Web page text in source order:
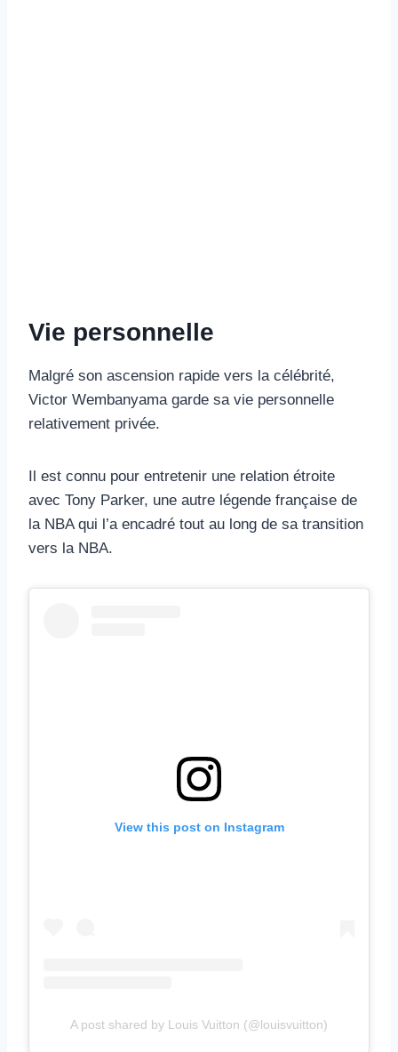
Vie personnelle
Malgré son ascension rapide vers la célébrité,
Victor Wembanyama garde sa vie personnelle
relativement privée.
Il est connu pour entretenir une relation étroite
avec Tony Parker, une autre légende française de
la NBA qui l’a encadré tout au long de sa transition
vers la NBA.
View this post on Instagram
A post shared by Louis Vuitton (@louisvuitton)